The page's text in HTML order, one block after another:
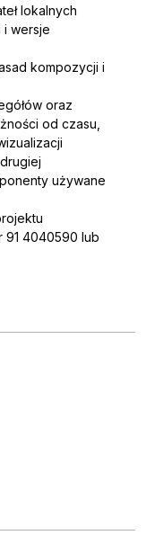
lokalnych
i wersje
kompozycji i
oraz
od czasu,
używane
91 4040590 lub